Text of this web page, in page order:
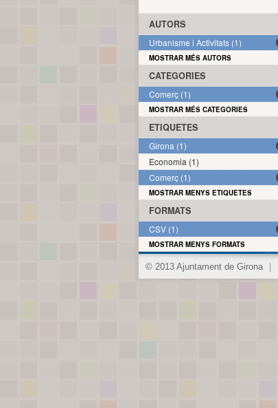
AUTORS
Urbanisme i Activitats (1)
MOSTRAR MÉS AUTORS
CATEGORIES
Comerç (1)
MOSTRAR MÉS CATEGORIES
ETIQUETES
Girona (1)
Economia (1)
Comerç (1)
MOSTRAR MENYS ETIQUETES
FORMATS
CSV (1)
MOSTRAR MENYS FORMATS
© 2013 Ajuntament de Girona